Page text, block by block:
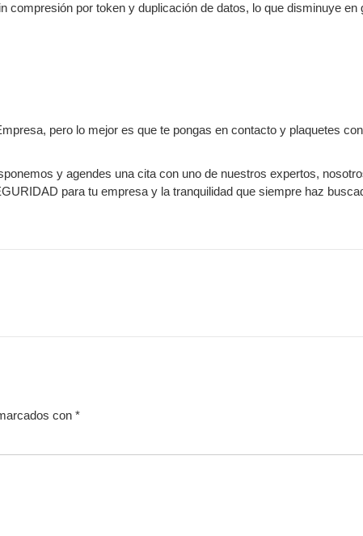
por token y duplicación de datos, lo que disminuye
pero lo mejor es que te pongas en contacto y plaquetes
y agendes una cita con uno de nuestros expertos,
para tu empresa y la tranquilidad que siempre haz
con *